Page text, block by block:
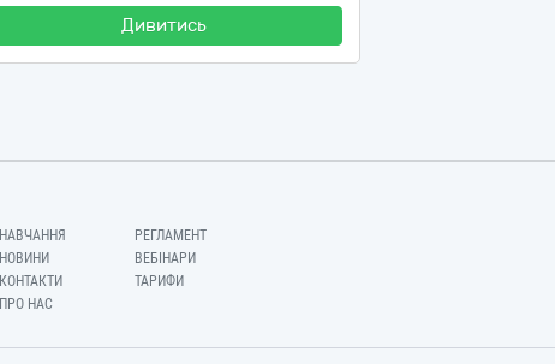
Дивитись
НАВЧАННЯ
НОВИНИ
КОНТАКТИ
ПРО НАС
РЕГЛАМЕНТ
ВЕБІНАРИ
ТАРИФИ